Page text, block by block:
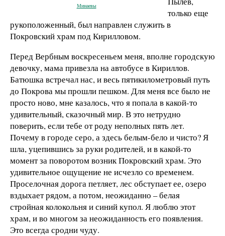
Минаевы
только еще
рукоположенный, был направлен служить в
Покровский храм под Кирилловом.
Перед Вербным воскресеньем меня, вполне городскую
девочку, мама привезла на автобусе в Кириллов.
Батюшка встречал нас, и весь пятикилометровый путь
до Покрова мы прошли пешком. Для меня все было не
просто ново, мне казалось, что я попала в какой-то
удивительный, сказочный мир. В это нетрудно
поверить, если тебе от роду неполных пять лет.
Почему в городе серо, а здесь белым-бело и чисто? Я
шла, уцепившись за руки родителей, и в какой-то
момент за поворотом возник Покровский храм. Это
удивительное ощущение не исчезло со временем.
Проселочная дорога петляет, лес обступает ее, озеро
вздыхает рядом, а потом, неожиданно – белая
стройная колокольня и синий купол. Я люблю этот
храм, и во многом за неожиданность его появления.
Это всегда сродни чуду.